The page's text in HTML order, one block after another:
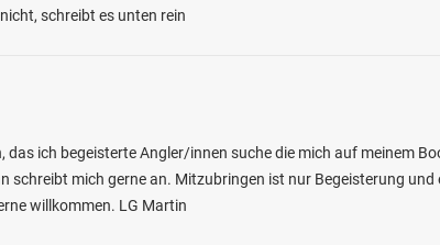
schreibt es unten rein
ich begeisterte Angler/innen suche die mich auf meinem
schreibt mich gerne an. Mitzubringen ist nur Begeisterung
willkommen. LG Martin